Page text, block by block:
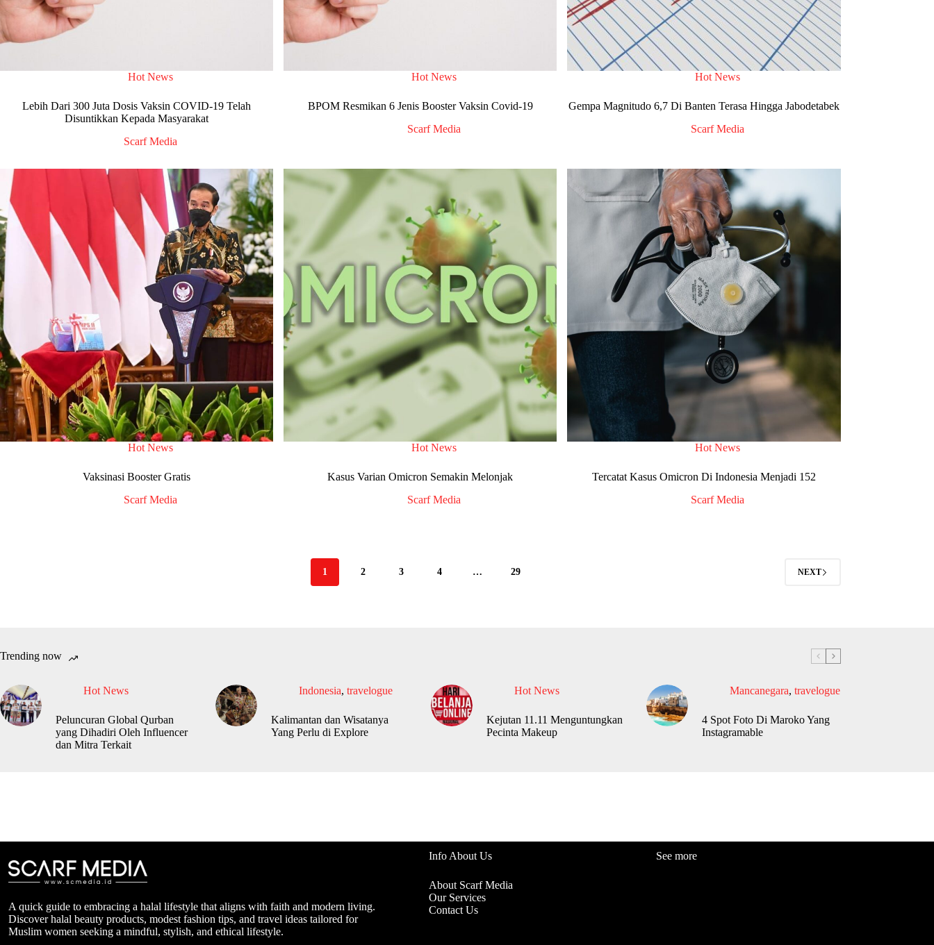
Hot News
Lebih Dari 300 Juta Dosis Vaksin COVID-19 Telah
Disuntikkan Kepada Masyarakat
Scarf Media
Hot News
BPOM Resmikan 6 Jenis Booster Vaksin Covid-19
Scarf Media
Hot News
Gempa Magnitudo 6,7 Di Banten Terasa Hingga Jabodetabek
Scarf Media
Hot News
Vaksinasi Booster Gratis
Scarf Media
Hot News
Kasus Varian Omicron Semakin Melonjak
Scarf Media
Hot News
Tercatat Kasus Omicron Di Indonesia Menjadi 152
Scarf Media
1 2 3 4 … 29 NEXT
Trending now
Hot News
Peluncuran Global Qurban
yang Dihadiri Oleh Influencer
dan Mitra Terkait
Indonesia, travelogue
Kalimantan dan Wisatanya
Yang Perlu di Explore
Hot News
Kejutan 11.11 Menguntungkan
Pecinta Makeup
Mancanegara, travelogue
4 Spot Foto Di Maroko Yang
Instagramable
A quick guide to embracing a halal lifestyle that aligns with faith and modern living.
Discover halal beauty products, modest fashion tips, and travel ideas tailored for
Muslim women seeking a mindful, stylish, and ethical lifestyle.
Info About Us
About Scarf Media
Our Services
Contact Us
See more